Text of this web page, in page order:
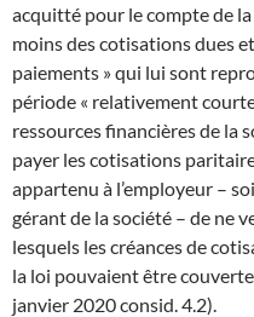
acquitté pour le compte de
moins des cotisations dues
paiements » qui lui sont
période « relativement
ressources financières de la
payer les cotisations
appartenu à l’employeur –
gérant de la société – de ne
lesquels les créances de
la loi pouvaient être
janvier 2020 consid. 4.2).